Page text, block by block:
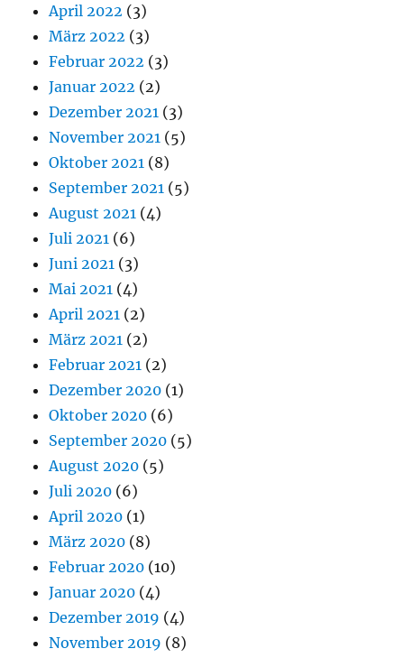
April 2022 (3)
März 2022 (3)
Februar 2022 (3)
Januar 2022 (2)
Dezember 2021 (3)
November 2021 (5)
Oktober 2021 (8)
September 2021 (5)
August 2021 (4)
Juli 2021 (6)
Juni 2021 (3)
Mai 2021 (4)
April 2021 (2)
März 2021 (2)
Februar 2021 (2)
Dezember 2020 (1)
Oktober 2020 (6)
September 2020 (5)
August 2020 (5)
Juli 2020 (6)
April 2020 (1)
März 2020 (8)
Februar 2020 (10)
Januar 2020 (4)
Dezember 2019 (4)
November 2019 (8)